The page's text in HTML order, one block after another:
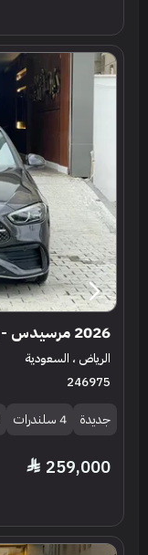
2026 مرسيدس - بنز سي 200
الرياض ، السعودية
246975
جديدة 4 سلندرات
259,000